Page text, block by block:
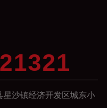
星沙镇经济开发区城东小